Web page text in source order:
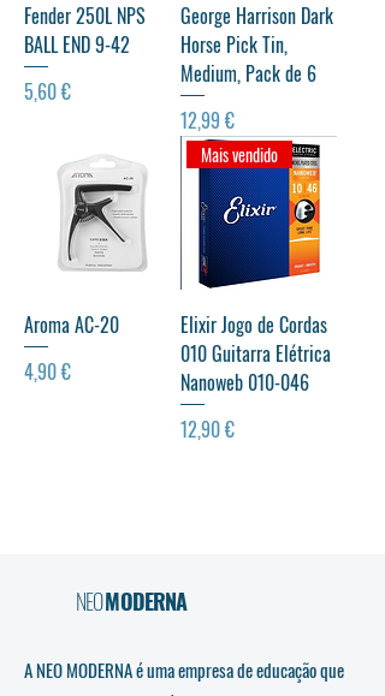
Fender 250L NPS
BALL END 9-42
Preço
5,60 €
George Harrison Dark
Horse Pick Tin,
Medium, Pack de 6
Preço
12,99 €
Aroma AC-20
Preço
4,90 €
Mais vendido
Elixir Jogo de Cordas
010 Guitarra Elétrica
Nanoweb 010-046
Preço
12,90 €
NEOMODERNA
A NEO MODERNA é uma empresa de educação que